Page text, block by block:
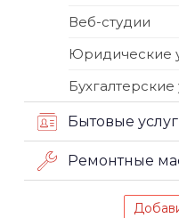
Веб-студии
Юридические
Бухгалтерские
Бытовые
Ремонтные